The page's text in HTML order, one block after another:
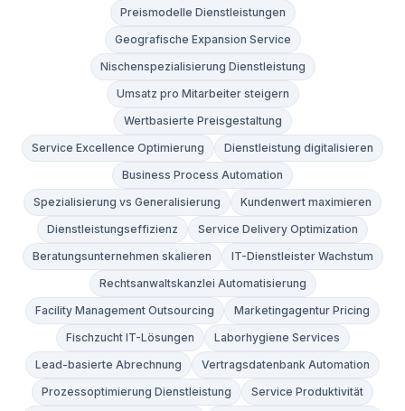
Preismodelle Dienstleistungen
Geografische Expansion Service
Nischenspezialisierung Dienstleistung
Umsatz pro Mitarbeiter steigern
Wertbasierte Preisgestaltung
Service Excellence Optimierung
Dienstleistung digitalisieren
Business Process Automation
Spezialisierung vs Generalisierung
Kundenwert maximieren
Dienstleistungseffizienz
Service Delivery Optimization
Beratungsunternehmen skalieren
IT-Dienstleister Wachstum
Rechtsanwaltskanzlei Automatisierung
Facility Management Outsourcing
Marketingagentur Pricing
Fischzucht IT-Lösungen
Laborhygiene Services
Lead-basierte Abrechnung
Vertragsdatenbank Automation
Prozessoptimierung Dienstleistung
Service Produktivität